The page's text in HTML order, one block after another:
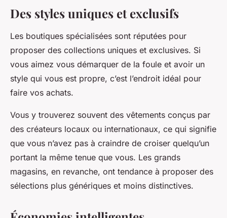
Des styles uniques et exclusifs
Les boutiques spécialisées sont réputées pour
proposer des collections uniques et exclusives. Si
vous aimez vous démarquer de la foule et avoir un
style qui vous est propre, c’est l’endroit idéal pour
faire vos achats.
Vous y trouverez souvent des vêtements conçus par
des créateurs locaux ou internationaux, ce qui signifie
que vous n’avez pas à craindre de croiser quelqu’un
portant la même tenue que vous. Les grands
magasins, en revanche, ont tendance à proposer des
sélections plus génériques et moins distinctives.